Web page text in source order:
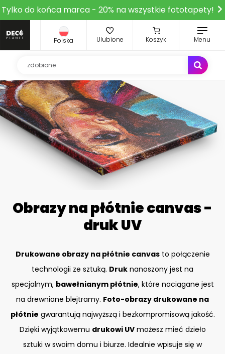
Tylko do końca marca - 20% na wszystkie fototapety!
Polska Ulubione Koszyk Menu
Obrazy na płótnie canvas -
druk UV
Drukowane obrazy na płótnie canvasto połączenie
technologii ze sztuką. Druk nanoszony jest na
specjalnym, bawełnianym płótnie, które naciągane jest
na drewniane blejtramy. Foto-obrazy drukowane na
płótnie gwarantują najwyższą i bezkompromisową jakość.
Dzięki wyjątkowemu drukowi UVmożesz mieć dzieło
sztuki w swoim domu i biurze. Idealnie wpisuje się w